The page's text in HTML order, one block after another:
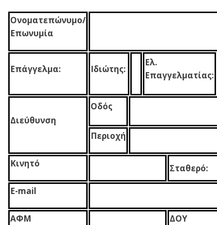
Ονοματεπώνυμο/
Επωνυμία
Επάγγελμα: Ιδιώτης:
Ελ.
Επαγγελματίας:
Διεύθυνση
Οδός
Περιοχή
Κινητό Σταθερό:
E-mail
ΑΦΜ ΔΟΥ